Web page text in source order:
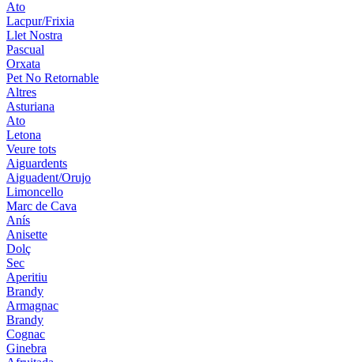
Ato
Lacpur/Frixia
Llet Nostra
Pascual
Orxata
Pet No Retornable
Altres
Asturiana
Ato
Letona
Veure tots
Aiguardents
Aiguadent/Orujo
Limoncello
Marc de Cava
Anís
Anisette
Dolç
Sec
Aperitiu
Brandy
Armagnac
Brandy
Cognac
Ginebra